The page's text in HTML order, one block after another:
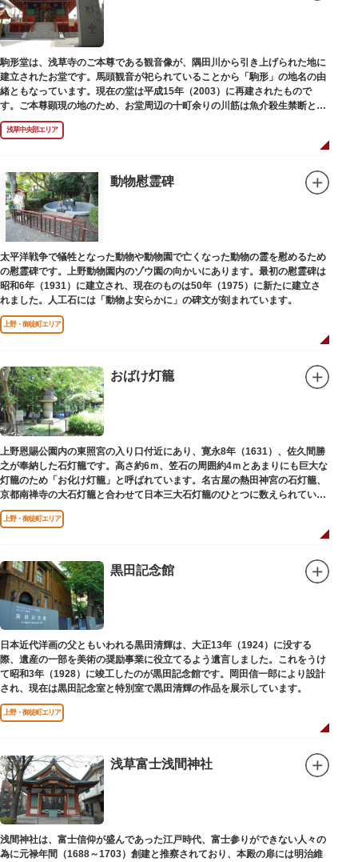
駒形堂は、浅草寺のご本尊である観音像が、隅田川から引き上げられた地に
建立されたお堂です。馬頭観音が祀られていることから「駒形」の地名の由
緒ともなっています。現在の堂は平成15年（2003）に再建されたもので
す。ご本尊顕現の地のため、お堂周辺の十町余りの川筋は魚介殺生禁断とな
り、戒殺碑が建立されました。
浅草中央部エリア
動物慰霊碑
太平洋戦争で犠牲となった動物や動物園で亡くなった動物の霊を慰めるため
の慰霊碑です。上野動物園内のゾウ園の向かいにあります。最初の慰霊碑は
昭和6年（1931）に建立され、現在のものは50年（1975）に新たに建立さ
れました。人工石には「動物よ安らかに」の碑文が刻まれています。
上野・御徒町エリア
おばけ灯籠
上野恩賜公園内の東照宮の入り口付近にあり、寛永8年（1631）、佐久間勝
之が奉納した石灯籠です。高さ約6ｍ、笠石の周囲約4ｍとあまりにも巨大な
灯籠のため「お化け灯籠」と呼ばれています。名古屋の熱田神宮の石灯籠、
京都南禅寺の大石灯籠と合わせて日本三大石灯籠のひとつに数えられていま
す。
上野・御徒町エリア
黒田記念館
日本近代洋画の父ともいわれる黒田清輝は、大正13年（1924）に没する
際、遺産の一部を美術の奨励事業に役立てるよう遺言しました。これをうけ
て昭和3年（1928）に竣工したのが黒田記念館です。岡田信一郎により設計
され、現在は黒田記念室と特別室で黒田清輝の作品を展示しています。
上野・御徒町エリア
浅草富士浅間神社
浅間神社は、富士信仰が盛んであった江戸時代、富士参りができない人々の
為に元禄年間（1688～1703）創建と推察されており、本殿の扉には明治維